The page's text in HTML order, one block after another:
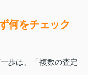
何をチェック
歩は、「複数の査定